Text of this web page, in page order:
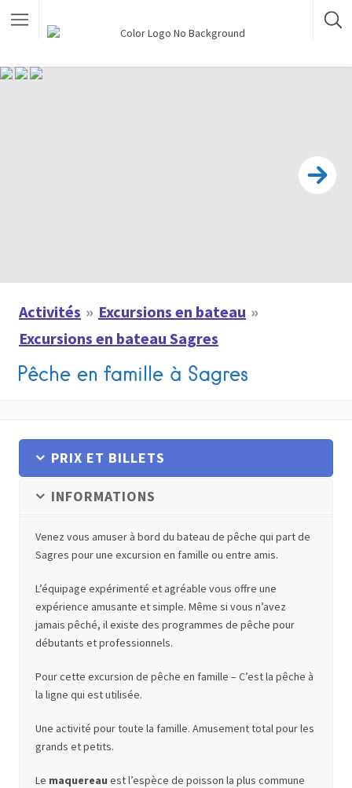
Activités
Excursions en bateau
Excursions en bateau Sagres
Pêche en famille à Sagres
PRIX ET BILLETS
INFORMATIONS
Venez vous amuser à bord du bateau de pêche qui part de
Sagres pour une excursion en famille ou entre amis.
L’équipage expérimenté et agréable vous offre une
expérience amusante et simple. Même si vous n’avez
jamais pêché, il existe des programmes de pêche pour
débutants et professionnels.
Pour cette excursion de pêche en famille – C’est la pêche à
la ligne qui est utilisée.
Une activité pour toute la famille. Amusement total pour les
grands et petits.
Le maquereau est l’espèce de poisson la plus commune